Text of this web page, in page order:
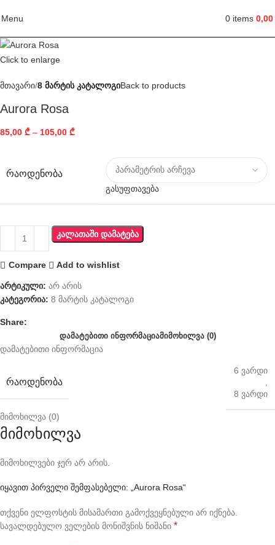
Menu 0 items 0,00
Click to enlarge
მთავარი 8 მარტის კატალოგიBack to products
Aurora Rosa
85,00 ₾ – 105,00 ₾
ᲠᲐᲝᲓᲔᲜᲝᲑᲐ
გასუფთავება
ᲙᲐᲚᲐᲗᲐᲨᲘ ᲓᲐᲛᲐᲢᲔᲑᲐ
Compare Add to wishlist
არტიკული: არ არის
კატეგორია: 8 მარტის კატალოგი
Share:
ᲓᲐᲛᲐᲢᲔᲑᲘᲗᲘ ᲘᲜᲤᲝᲠᲛᲐᲪᲘᲐᲛᲘᲛᲝᲮᲘᲚᲕᲐ (0)
დამატებითი ინფორმაცია
ᲠᲐᲝᲓᲔᲜᲝᲑᲐ
6 ვარდი
8 ვარდი
მიმოხილვა (0)
მიმოხილვა
მიმოხილვები ჯერ არ არის.
იყავით პირველი შემფასებელი: „Aurora Rosa“
თქვენი ელფოსტის მისამართი გამოქვეყნებული არ იქნება.
სავალდებულო ველების მონიშვნის ნიშანი *